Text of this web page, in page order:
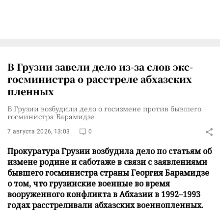
В Грузии завели дело из-за слов экс-
госминистра о расстреле абхазских
пленных
В Грузии возбудили дело о госизмене против бывшего
госминистра Барамидзе
7 августа 2026, 13:03 0
Прокуратура Грузии возбудила дело по статьям об
измене родине и саботаже в связи с заявлениями
бывшего госминистра страны Георгия Барамидзе
о том, что грузинские военные во время
вооруженного конфликта в Абхазии в 1992–1993
годах расстреливали абхазских военнопленных.